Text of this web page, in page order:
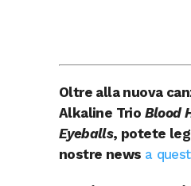
Oltre alla nuova
Alkaline Trio Blood
Eyeballs, potete
nostre news a